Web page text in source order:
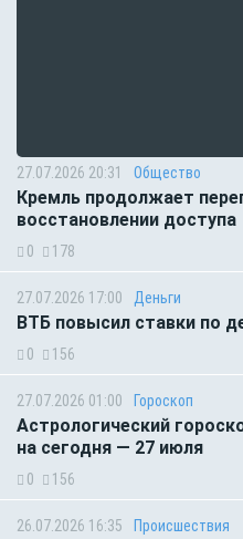
27.07.2026 20:31 Общество
Кремль продолжает
восстановлении доступа
0 178
27.07.2026 17:00 Деньги
ВТБ повысил ставки по
0 156
27.07.2026 01:00 Гороскоп
Астрологический
на сегодня — 27 июля
0 156
26.07.2026 16:35 Происшествия